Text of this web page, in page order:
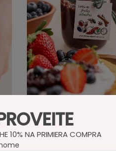
Geleia De Frutas Vermelhas E
Balsâmico - 700g
R$84,90
10% NA PRIMIERA COMPRA